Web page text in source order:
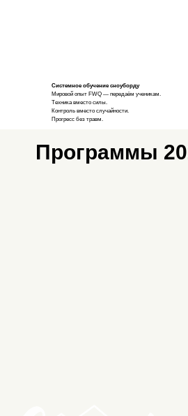
Системное обучение сноуборду
Мировой опыт FWQ — передаём ученикам.
Техника вместо силы.
Контроль вместо случайности.
Прогресс без травм.
Программы